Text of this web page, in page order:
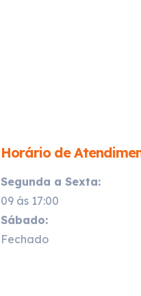
Horário de
Segunda a Sexta:
09 ás 17:00
Sábado:
Fechado